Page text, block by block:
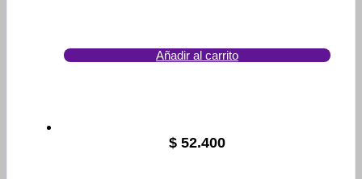
Añadir al carrito
$ 52.400